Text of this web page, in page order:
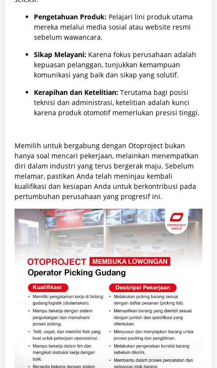
Pengetahuan Produk: Pelajari lini produk utama
mereka melalui media sosial atau website resmi
sebelum wawancara.
Sikap Melayani: Karena fokus perusahaan adalah
kepuasan pelanggan, tunjukkan kemampuan
komunikasi yang baik dan sikap yang solutif.
Kerapihan dan Ketelitian: Terutama bagi posisi
teknisi dan administrasi, ketelitian adalah kunci
karena produk otomotif memerlukan presisi tinggi.
Memilih untuk bergabung dengan Otoproject bukan
hanya soal mencari pekerjaan, melainkan menempatkan
diri dalam industri yang terus bergerak maju. Sebelum
melamar, pastikan Anda telah meninjau kembali
kualifikasi dan kesiapan Anda untuk berkontribusi pada
pertumbuhan perusahaan yang progresif ini.